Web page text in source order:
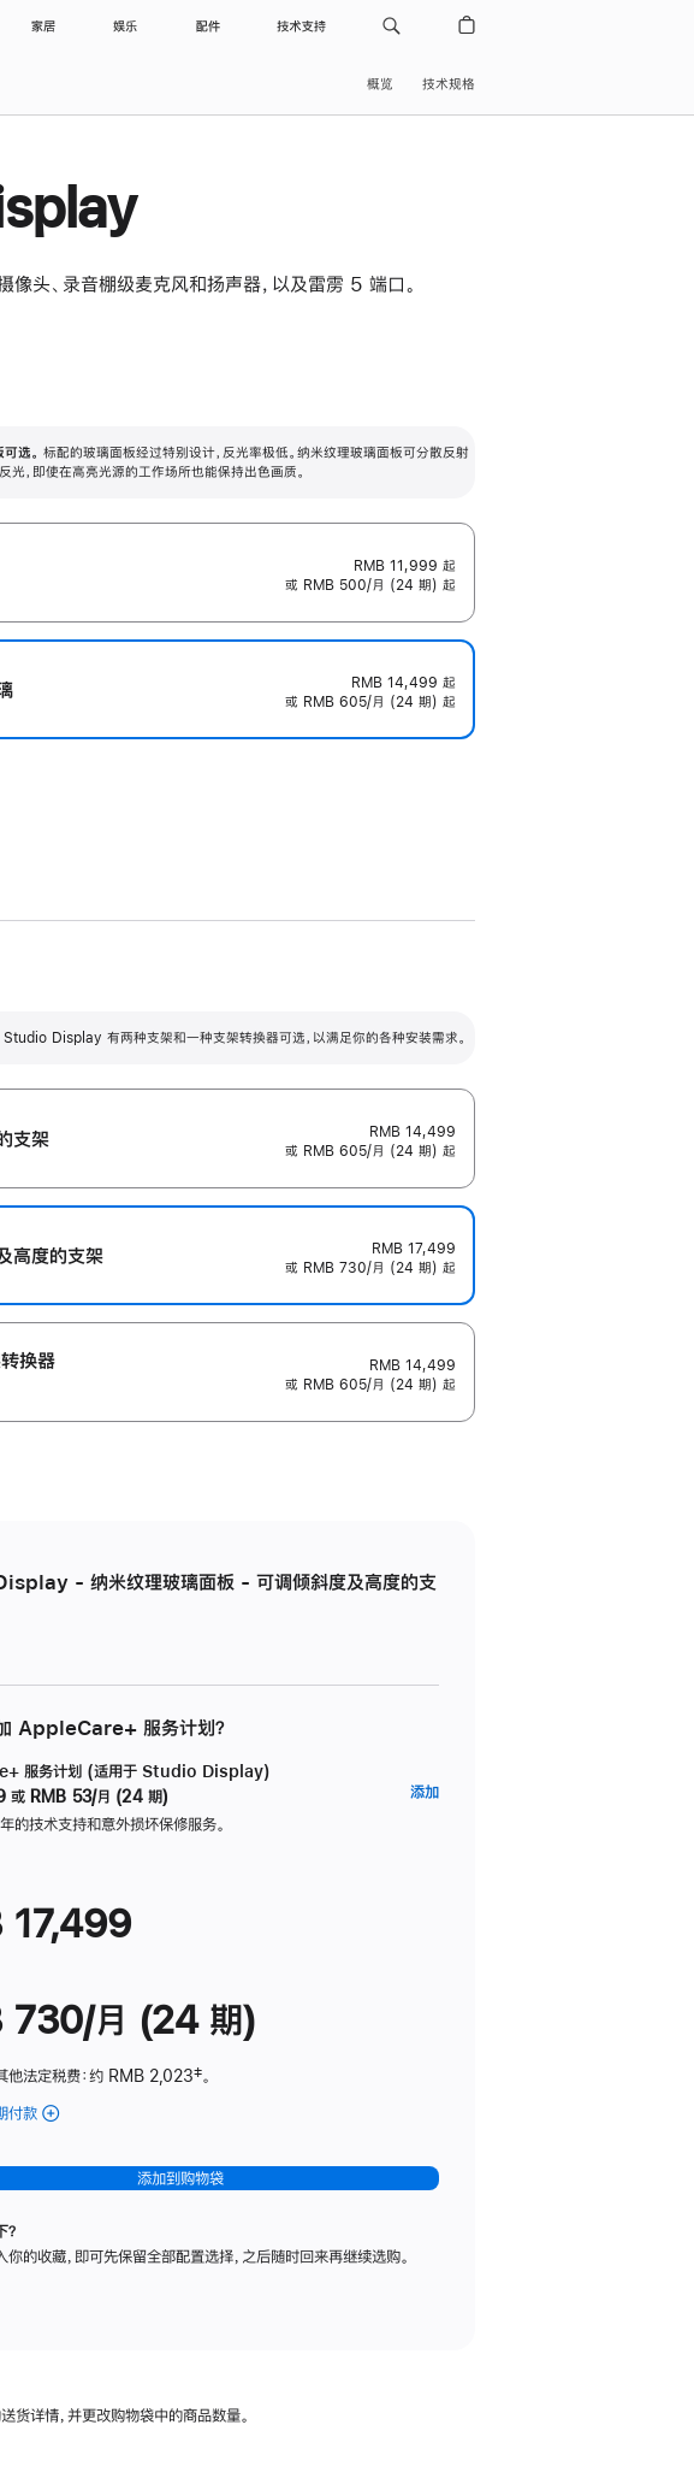
家居 娱乐 配件 技术支持
概览 技术规格
、录音棚级麦克风和扬声器，以及雷雳 5 端口。
出色画质。
选。 标配的玻璃面板经过特别设计，反光率极低。纳米纹理玻璃面板可分散反射
光，即使在高亮光源的工作场所也能保持出色画质。
RMB 11,999 起
或 RMB 500/月 (24 期) 起
RMB 14,499 起
或 RMB 605/月 (24 期) 起
毫米的高度调节范围。
Studio Display 有两种支架和一种支架转换器可选，以满足你的各种安装需求。
支架
RMB 14,499
或 RMB 605/月 (24 期) 起
高‍度的支‍架
RMB 17,499
或 RMB 730/月 (24 期) 起
换器
RMB 14,499
或 RMB 605/月 (24 期) 起
- 纳米纹理玻璃面板 - 可调倾斜度及高度的支
AppleCare+ 服务计划？
服务计划 (适用于 Studio Display)
或 RMB 53/月 (24 期)
的技术支持和意外损坏保修服务。
添加
17,499
730/月 (24 期)
他法定税费：约 RMB 2,023脚
‡。
付款 (Studio
-
纳
理
可
添加到购物袋
你的收藏，即可先保留全部配置选择，之后随时回来再继续选购。
货详情，并更改购物袋中的商品数量。